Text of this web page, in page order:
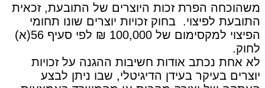
משהוכחה הפרת זכות היוצרים של התובעת, זכאית
התובעת לפיצוי. בחוק זכויות יוצרים שונו תחומי
הפיצוי למקסימום של 100,000 ₪ לפי סעיף 56(א)
לחוק.
לא אחת נכתב אודות חשיבות ההגנה על זכויות
יוצרים בעיקר בעידן הדיגיטלי, שבו ניתן לבצע